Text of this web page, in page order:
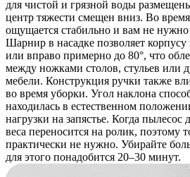
для чистой и грязной воды
центр тяжести смещен вниз. Во
ощущается стабильно и вам не
Шарнир в насадке позволяет корпусу
или вправо примерно до 80°, что
между ножками столов, стульев или
мебели. Конструкция ручки также
во время уборки. Угол наклона
находилась в естественном
нагрузки на запястье. Когда пылесос
веса переносится на ролик, поэтому
практически не нужно. Убирайте
для этого понадобится 20–30 минут.